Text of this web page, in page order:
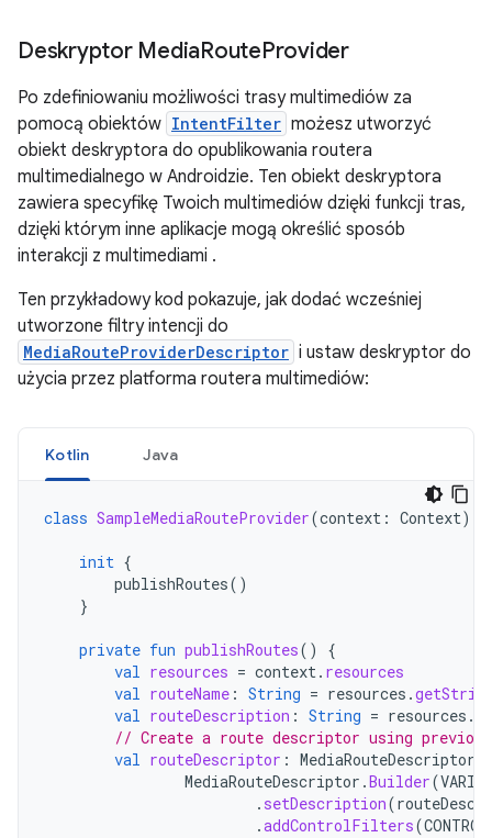
Deskryptor MediaRouteProvider
Po zdefiniowaniu możliwości trasy multimediów za
pomocą obiektów IntentFilter możesz utworzyć
obiekt deskryptora do opublikowania routera
multimedialnego w Androidzie. Ten obiekt deskryptora
zawiera specyfikę Twoich multimediów dzięki funkcji tras,
dzięki którym inne aplikacje mogą określić sposób
interakcji z multimediami .
Ten przykładowy kod pokazuje, jak dodać wcześniej
utworzone filtry intencji do
MediaRouteProviderDescriptor i ustaw deskryptor do
użycia przez platforma routera multimediów:
Kotlin Java
class SampleMediaRouteProvider(context : Context)
init {
publishRoutes()
}
private fun publishRoutes()
{
val resources = context . resources
val routeName : String = resources .
val routeDescription : String = resources .
// Create a route descriptor using
val routeDescriptor : MediaRouteDescriptor
MediaRouteDescriptor .Builder(
. setDescription(
.addControlFilters(